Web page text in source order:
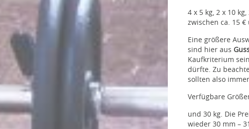
4 x 5 kg, 2 x 10
zwischen ca. 15 €
Eine größere
sind hier aus
Kaufkriterium
dürfte. Zu
sollten also
Verfügbare
und 30 kg. Die
wieder 30 mm –